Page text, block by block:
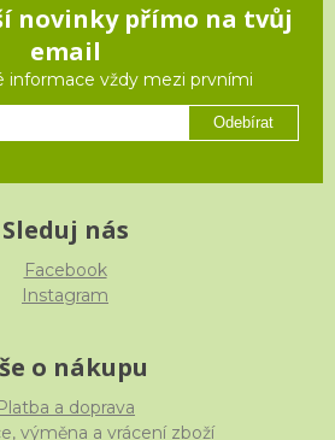
novinky přímo na tvůj
email
informace vždy mezi prvními
Odebírat
Sleduj nás
Facebook
Instagram
o nákupu
a doprava
výměna a vrácení zboží